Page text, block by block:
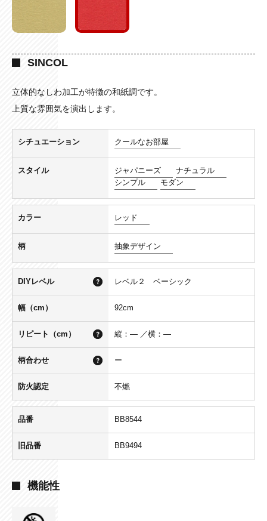
SINCOL
立体的なしわ加工が特徴の和紙調です。
上質な雰囲気を演出します。
シチュエーション クールなお部屋
スタイル ジャパニーズ
ナチュラル
シンプル
モダン
カラー レッド
柄 抽象デザイン
DIYレベル レベル２ ベーシック
幅（cm） 92cm
リピート（cm） 縦：― ／横：―
柄合わせ ー
防火認定 不燃
品番 BB8544
旧品番 BB9494
機能性